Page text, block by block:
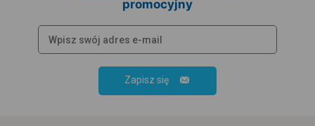
promocyjny
Zapisz się